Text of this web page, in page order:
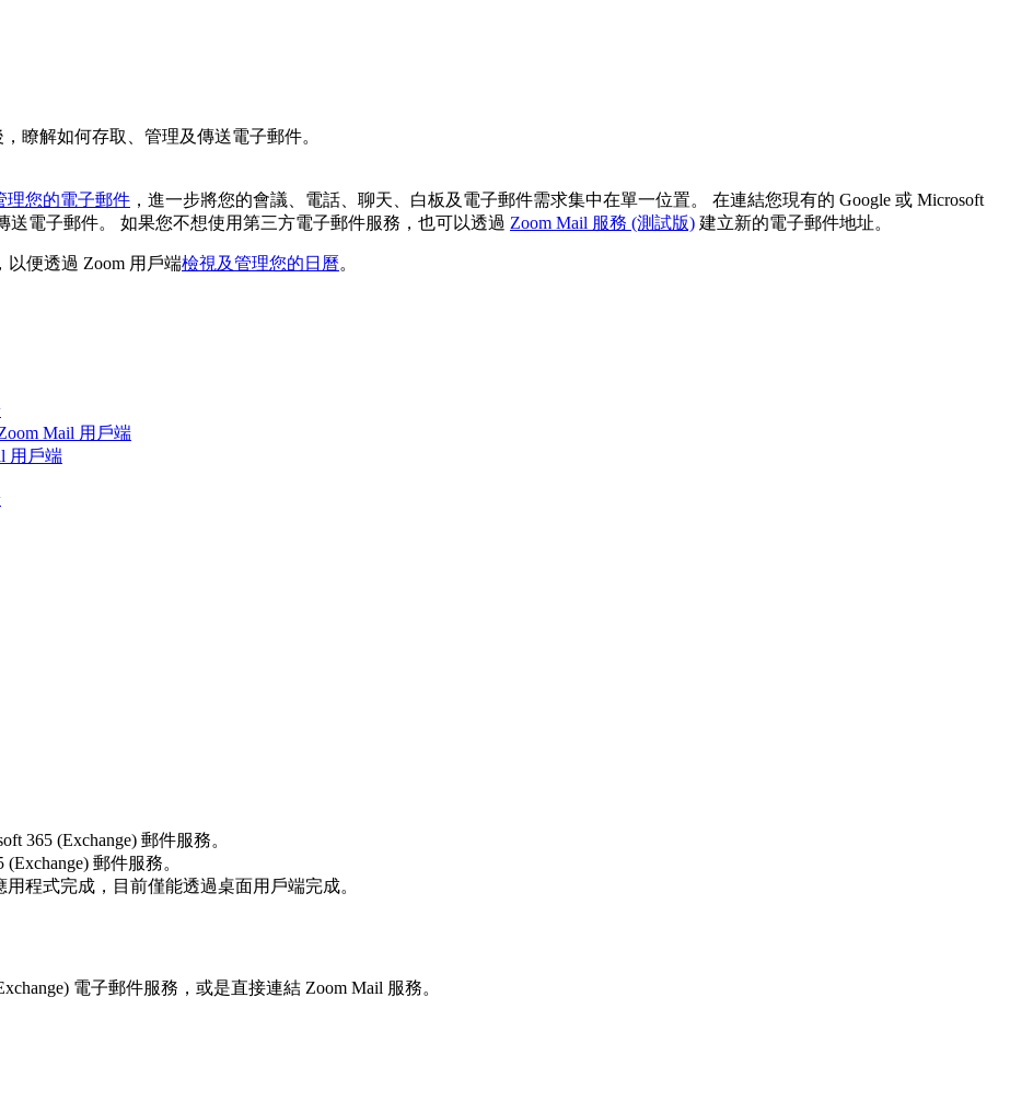
瞭解如何存取、管理及傳送電子郵件。
理您的電子郵件 ，進一步將您的會議、電話、聊天、白板及電子郵件需求集中在單一位置。 在連結您現有的 Google 或 Microsoft
送電子郵件。 如果您不想使用第三方電子郵件服務，也可以透過 Zoom Mail 服務 (測試版) 建立新的電子郵件地址。
以便透過 Zoom 用戶端檢視及管理您的日曆。
Mail 用戶端
用戶端
365 (Exchange) 郵件服務。
郵件服務。
程式完成，目前僅能透過桌面用戶端完成。
電子郵件服務，或是直接連結 Zoom Mail 服務。